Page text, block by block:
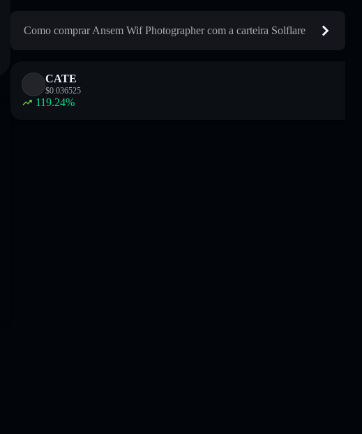
Como comprar Ansem Wif Photographer com a carteira Solflare
CATE
$0.036525
119.24%